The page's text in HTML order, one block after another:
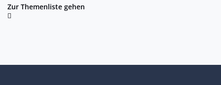
Zur Themenliste gehen